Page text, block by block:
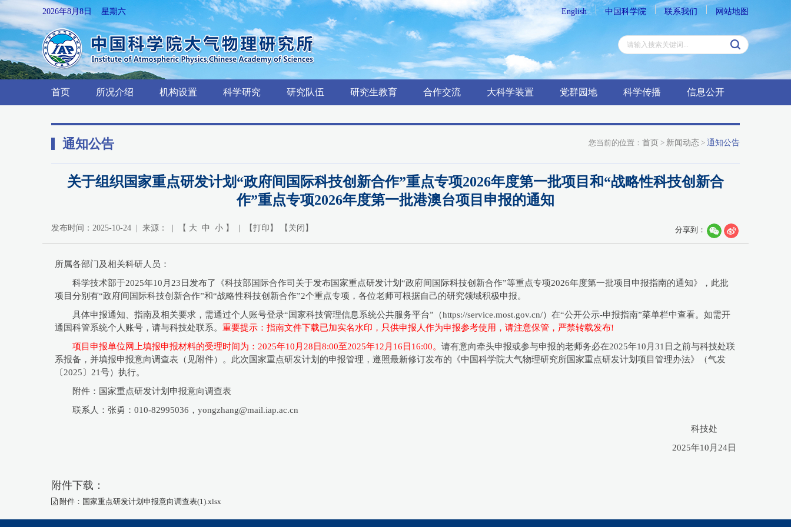
2026年8月8日 星期六 English 中国科学院 联系我们 网站地图
首页 所况介绍 机构设置 科学研究 研究队伍 研究生教育 合作交流 大科学装置 党群园地 科学传播 信息公开
通知公告 您当前的位置： 首页 > 新闻动态 > 通知公告
关于组织国家重点研发计划“政府间国际科技创新合作”重点专项2026年度第一批项目和“战略性科技创新合
作”重点专项2026年度第一批港澳台项目申报的通知
发布时间：2025-10-24 | 来源： | 【 大 中 小 】 | 【打印 】 【 关闭 】 分享到：
所属各部门及相关科研人员：
科学技术部于2025年10月23日发布了《科技部国际合作司关于发布国家重点研发计划“政府间国际科技创新合作”等重点专项2026年度第一批项目申报指南的通知》，此批
项目分别有“政府间国际科技创新合作”和“战略性科技创新合作”2个重点专项，各位老师可根据自己的研究领域积极申报。
具体申报通知、指南及相关要求，需通过个人账号登录“国家科技管理信息系统公共服务平台”（https://service.most.gov.cn/）在“公开公示-申报指南”菜单栏中查看。如需开
通国科管系统个人账号，请与科技处联系。 重要提示：指南文件下载已加实名水印，只供申报人作为申报参考使用，请注意保管，严禁转载发布!
项目申报单位网上填报申报材料的受理时间为：2025年10月28日8:00至2025年12月16日16:00。 请有意向牵头申报或参与申报的老师务必在2025年10月31日之前与科技处联
系报备，并填报申报意向调查表（见附件）。此次国家重点研发计划的申报管理，遵照最新修订发布的《中国科学院大气物理研究所国家重点研发计划项目管理办法》（气发
〔2025〕21号）执行。
附件：国家重点研发计划申报意向调查表
联系人：张勇：010-82995036，yongzhang@mail.iap.ac.cn
科技处
2025年10月24日
附件下载：
附件：国家重点研发计划申报意向调查表(1).xlsx